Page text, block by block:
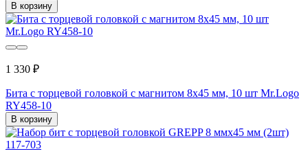
В корзину
1 330 ₽
Бита с торцевой головкой с магнитом 8x45 мм, 10 шт Mr.Logo
RY458-10
В корзину